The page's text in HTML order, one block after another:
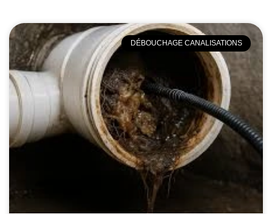
DÉBOUCHAGE CANALISATIONS